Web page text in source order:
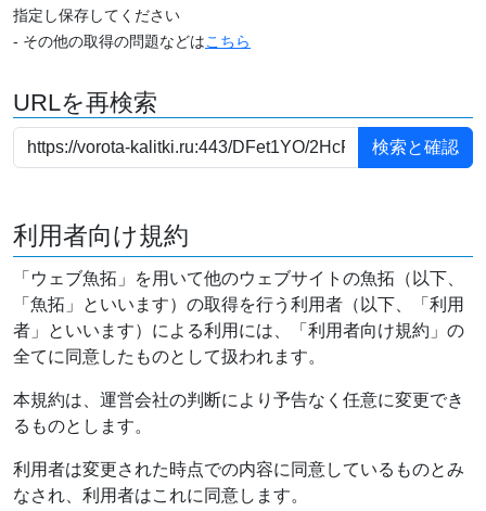
指定し保存してください
- その他の取得の問題などはこちら
URLを再検索
利用者向け規約
「ウェブ魚拓」を用いて他のウェブサイトの魚拓（以下、
「魚拓」といいます）の取得を行う利用者（以下、「利用
者」といいます）による利用には、「利用者向け規約」の
全てに同意したものとして扱われます。
本規約は、運営会社の判断により予告なく任意に変更でき
るものとします。
利用者は変更された時点での内容に同意しているものとみ
なされ、利用者はこれに同意します。